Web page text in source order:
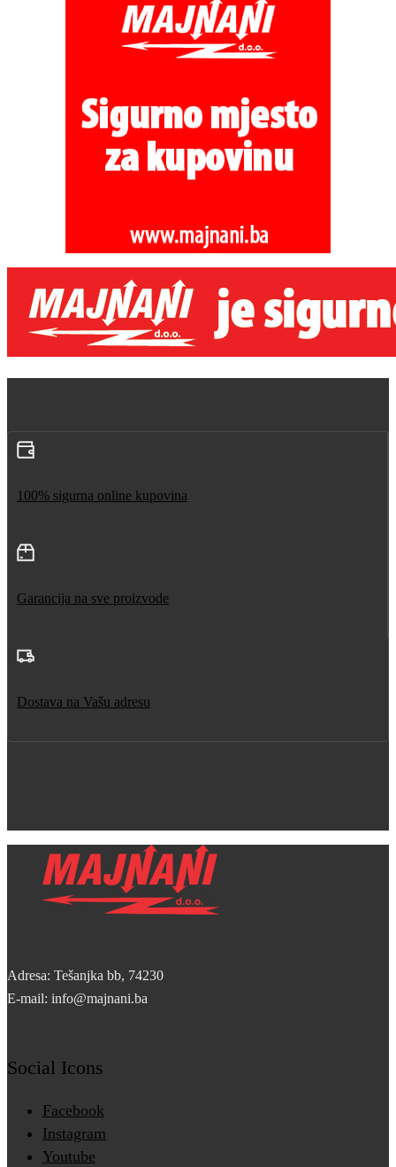
100% sigurna online kupovina
Garancija na sve proizvode
Dostava na Vašu adresu
Adresa: Tešanjka bb, 74230
E-mail: info@majnani.ba
Social Icons
Facebook
Instagram
Youtube